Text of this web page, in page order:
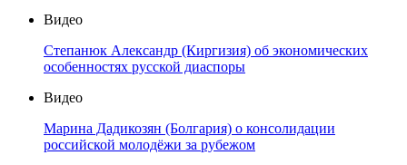
Видео
Степанюк Александр (Киргизия) об экономических
особенностях русской диаспоры
Видео
Марина Дадикозян (Болгария) о консолидации
российской молодёжи за рубежом